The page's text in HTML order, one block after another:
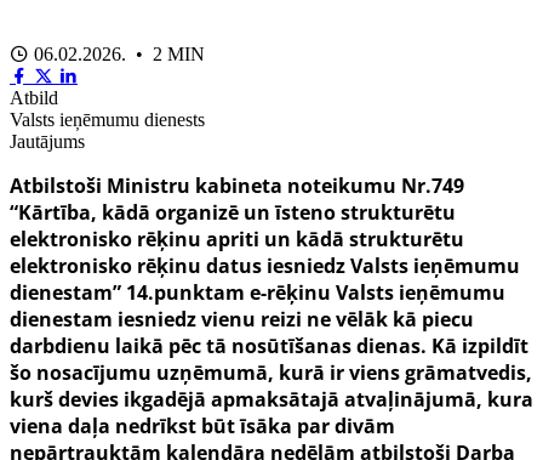
06.02.2026. • 2 MIN
Atbild
Valsts ieņēmumu dienests
Jautājums
Atbilstoši Ministru kabineta noteikumu Nr.749
“Kārtība, kādā organizē un īsteno strukturētu
elektronisko rēķinu apriti un kādā strukturētu
elektronisko rēķinu datus iesniedz Valsts ieņēmumu
dienestam” 14.punktam e-rēķinu Valsts ieņēmumu
dienestam iesniedz vienu reizi ne vēlāk kā piecu
darbdienu laikā pēc tā nosūtīšanas dienas. Kā izpildīt
šo nosacījumu uzņēmumā, kurā ir viens grāmatvedis,
kurš devies ikgadējā apmaksātajā atvaļinājumā, kura
viena daļa nedrīkst būt īsāka par divām
nepārtrauktām kalendāra nedēļām atbilstoši Darba